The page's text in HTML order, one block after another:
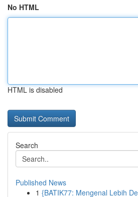
No HTML
HTML is disabled
Search
Published News
1 {BATIK77: Mengenal Lebih